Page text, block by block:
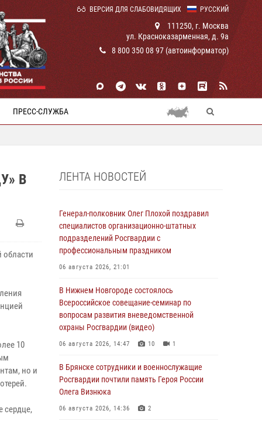
РУССКИЙ
ВЕРСИЯ ДЛЯ СЛАБОВИДЯЩИХ
111250, г. Москва
ул. Красноказарменная, д. 9а
8 800 350 08 97 (автоинформатор)
ПРЕСС-СЛУЖБА
В
10
но и
сердце,
ЛЕНТА НОВОСТЕЙ
Генерал-полковник Олег Плохой поздравил
специалистов организационно-штатных
подразделений Росгвардии с
профессиональным праздником
06 августа 2026, 21:01
В Нижнем Новгороде состоялось
Всероссийское совещание-семинар по
вопросам развития вневедомственной
охраны Росгвардии (видео)
06 августа 2026, 14:47 10 1
В Брянске сотрудники и военнослужащие
Росгвардии почтили память Героя России
Олега Визнюка
06 августа 2026, 14:36 2